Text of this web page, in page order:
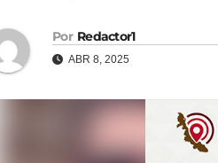
Por Redactor1
ABR 8, 2025